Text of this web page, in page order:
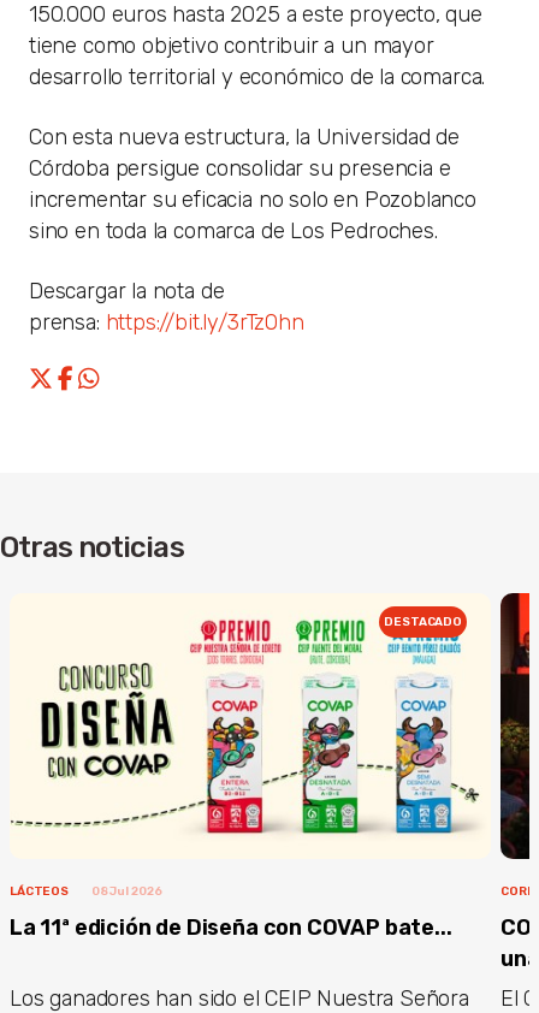
150.000 euros hasta 2025 a este proyecto, que
tiene como objetivo contribuir a un mayor
desarrollo territorial y económico de la comarca.
Con esta nueva estructura, la Universidad de
Córdoba persigue consolidar su presencia e
incrementar su eficacia no solo en Pozoblanco
sino en toda la comarca de Los Pedroches.
Descargar la nota de
prensa: https://bit.ly/3rTzOhn
Otras noticias
DESTACADO
LÁCTEOS 08 Jul 2026
La 11ª edición de Diseña con COVAP bate...
Los ganadores han sido el CEIP Nuestra Señora
El